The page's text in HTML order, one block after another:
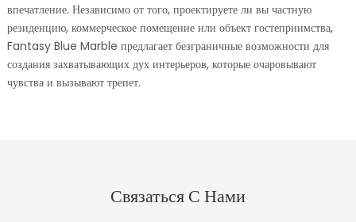
впечатление. Независимо от того, проектируете ли вы частную
резиденцию, коммерческое помещение или объект гостеприимства,
Fantasy Blue Marble предлагает безграничные возможности для
создания захватывающих дух интерьеров, которые очаровывают
чувства и вызывают трепет.
Связаться С Нами